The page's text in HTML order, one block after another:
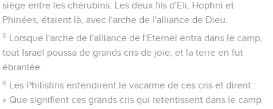
siège entre les chérubins. Les deux fils d'Eli, Hophni et
Phinées, étaient là, avec l'arche de l'alliance de Dieu.
5
Lorsque l'arche de l'alliance de l'Eternel entra dans le camp,
tout Israël poussa de grands cris de joie, et la terre en fut
ébranlée.
6
Les Philistins entendirent le vacarme de ces cris et dirent :
« Que signifient ces grands cris qui retentissent dans le camp